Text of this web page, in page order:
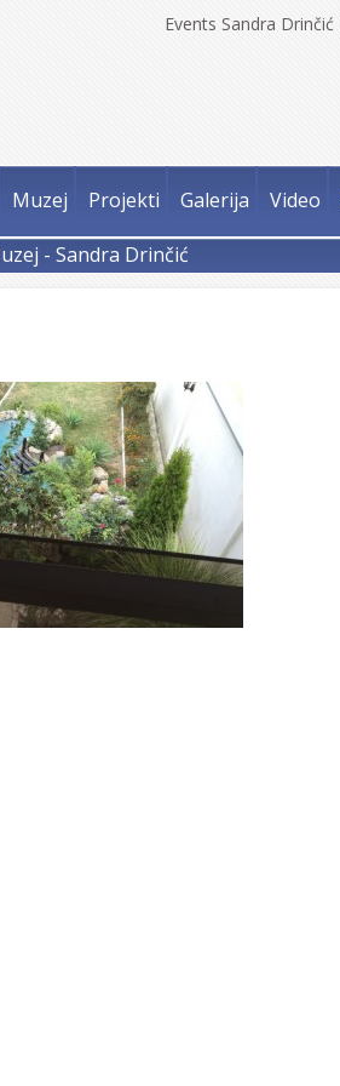
Events Sandra Drinčić
Muzej Projekti Galerija Video
- Sandra Drinčić